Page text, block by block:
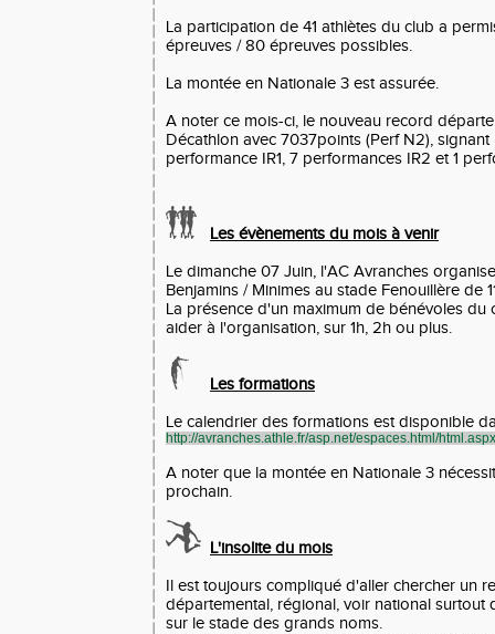
La participation de 41 athlètes du club a
épreuves / 80 épreuves possibles.
La montée en Nationale 3 est assurée.
A noter ce mois-ci, le nouveau record
Décathlon avec 7037points (Perf N2),
performance IR1, 7 performances IR2 et 1
Les évènements du mois à venir
Le dimanche 07 Juin, l'AC Avranches
Benjamins / Minimes au stade Fenouillère de
La présence d'un maximum de bénévoles du
aider à l'organisation, sur 1h, 2h ou plus.
Les formations
Le calendrier des formations est disponible
http://avranches.athle.fr/asp.net/espaces.html/
A noter que la montée en Nationale 3
prochain.
L'insolite du mois
Il est toujours compliqué d'aller chercher un
départemental, régional, voir national surtout
sur le stade des grands noms.